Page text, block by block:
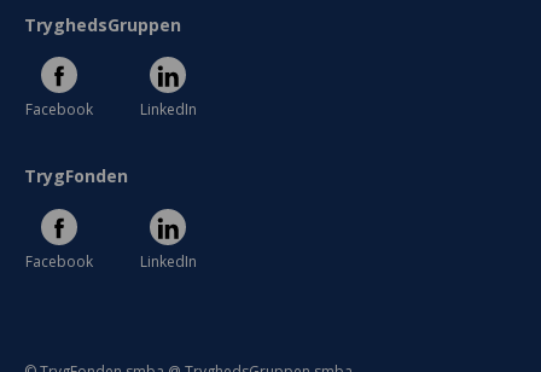
TryghedsGruppen
Facebook LinkedIn
TrygFonden
Facebook LinkedIn